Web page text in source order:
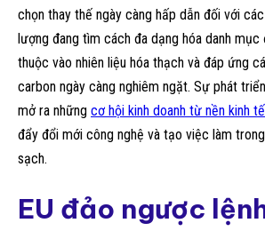
chọn thay thế ngày càng hấp dẫn đối với
lượng đang tìm cách đa dạng hóa danh
thuộc vào nhiên liệu hóa thạch và đáp ứng
carbon ngày càng nghiêm ngặt. Sự phát
mở ra những cơ hội kinh doanh từ nền kinh
đẩy đổi mới công nghệ và tạo việc làm
sạch.
EU đảo ngược